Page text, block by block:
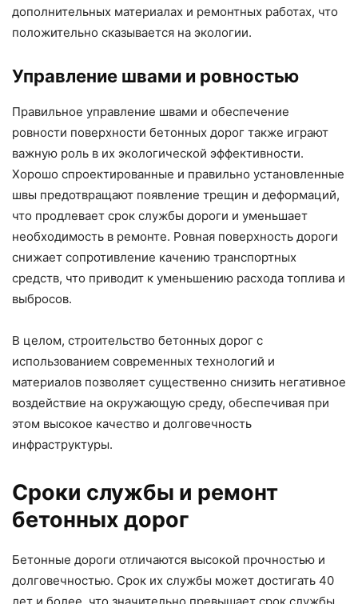
дополнительных материалах и ремонтных работах, что
положительно сказывается на экологии.
Управление швами и ровностью
Правильное управление швами и обеспечение
ровности поверхности бетонных дорог также играют
важную роль в их экологической эффективности.
Хорошо спроектированные и правильно установленные
швы предотвращают появление трещин и деформаций,
что продлевает срок службы дороги и уменьшает
необходимость в ремонте. Ровная поверхность дороги
снижает сопротивление качению транспортных
средств, что приводит к уменьшению расхода топлива и
выбросов.
В целом, строительство бетонных дорог с
использованием современных технологий и
материалов позволяет существенно снизить негативное
воздействие на окружающую среду, обеспечивая при
этом высокое качество и долговечность
инфраструктуры.
Сроки службы и ремонт
бетонных дорог
Бетонные дороги отличаются высокой прочностью и
долговечностью. Срок их службы может достигать 40